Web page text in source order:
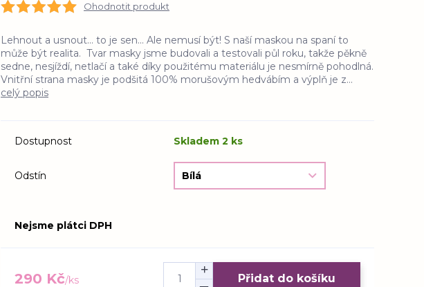
Ohodnotit produkt
Lehnout a usnout... to je sen... Ale nemusí být! S naší maskou na spaní to
může být realita. Tvar masky jsme budovali a testovali půl roku, takže pěkně
sedne, nesjíždí, netlačí a také díky použitému materiálu je nesmírně pohodlná.
Vnitřní strana masky je podšitá 100% morušovým hedvábím a výplň je z...
celý popis
Dostupnost Skladem 2 ks
Odstín
Nejsme plátci DPH
290 Kč/ks Přidat do košíku